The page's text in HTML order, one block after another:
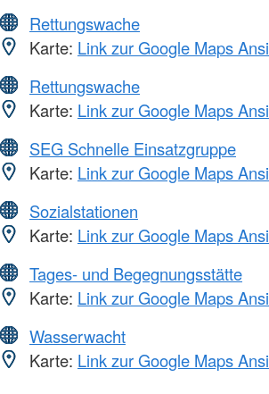
Rettungswache
Karte: Link zur Google Maps
Rettungswache
Karte: Link zur Google Maps
SEG Schnelle Einsatzgruppe
Karte: Link zur Google Maps
Sozialstationen
Karte: Link zur Google Maps
Tages- und Begegnungsstätte
Karte: Link zur Google Maps
Wasserwacht
Karte: Link zur Google Maps